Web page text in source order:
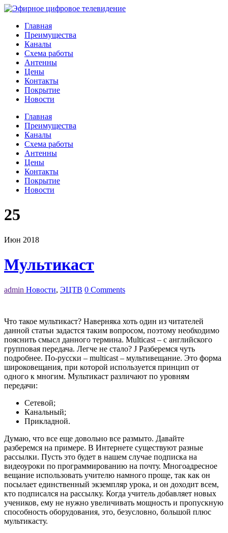
Главная
Преимущества
Каналы
Схема работы
Антенны
Цены
Контакты
Покрытие
Новости
Главная
Преимущества
Каналы
Схема работы
Антенны
Цены
Контакты
Покрытие
Новости
25
Июн 2018
Мультикаст
admin Новости, ЭЦТВ 0 Comments
Что такое мультикаст? Наверняка хоть один из читателей
данной статьи задастся таким вопросом, поэтому необходимо
пояснить смысл данного термина. Multicast – с английского
групповая передача. Легче не стало? J Разберемся чуть
подробнее. По-русски – multicast – мультивещание. Это форма
широковещания, при которой используется принцип от
одного к многим. Мультикаст различают по уровням
передачи:
Сетевой;
Канальный;
Прикладной.
Думаю, что все еще довольно все размыто. Давайте
разберемся на примере. В Интернете существуют разные
рассылки. Пусть это будет в нашем случае подписка на
видеоуроки по программированию на почту. Многоадресное
вещание использовать учителю намного проще, так как он
посылает единственный экземпляр урока, и он доходит всем,
кто подписался на рассылку. Когда учитель добавляет новых
учеников, ему не нужно увеличивать мощность и пропускную
способность оборудования, это, безусловно, большой плюс
мультикасту.